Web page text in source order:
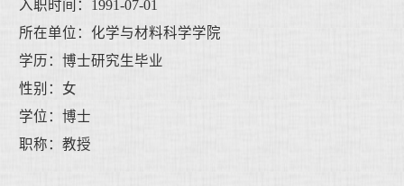
入职时间：1991-07-01
所在单位：化学与材料科学学院
学历：博士研究生毕业
性别：女
学位：博士
职称：教授